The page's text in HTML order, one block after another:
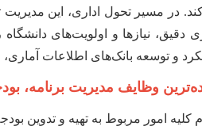
. در مسیر تحول اداری، این
دقیق، نیازها و اولویت‌های
و توسعه بانک‌های اطلاعات
وظایف مدیریت برنامه،
کلیه امور مربوط به تهیه و تدوین